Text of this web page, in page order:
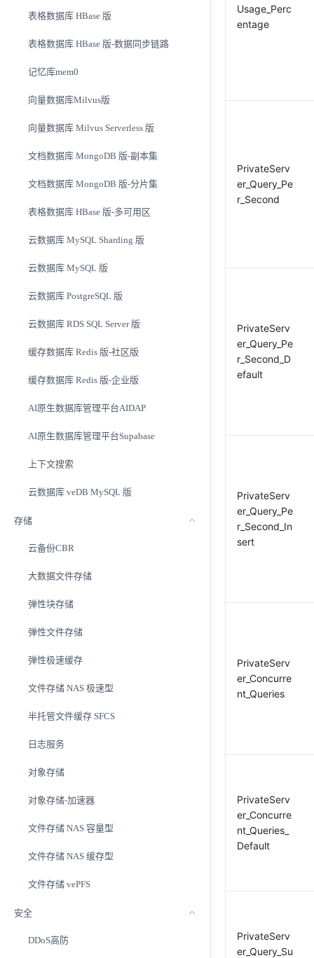
表格数据库 HBase 版
表格数据库 HBase 版-数据同步链路
记忆库mem0
向量数据库Milvus版
向量数据库 Milvus Serverless 版
文档数据库 MongoDB 版-副本集
文档数据库 MongoDB 版-分片集
表格数据库 HBase 版-多可用区
云数据库 MySQL Sharding 版
云数据库 MySQL 版
云数据库 PostgreSQL 版
云数据库 RDS SQL Server 版
缓存数据库 Redis 版-社区版
缓存数据库 Redis 版-企业版
AI原生数据库管理平台AIDAP
AI原生数据库管理平台Supabase
上下文搜索
云数据库 veDB MySQL 版
存储
云备份CBR
大数据文件存储
弹性块存储
弹性文件存储
弹性极速缓存
文件存储 NAS 极速型
半托管文件缓存 SFCS
日志服务
对象存储
对象存储-加速器
文件存储 NAS 容量型
文件存储 NAS 缓存型
文件存储 vePFS
安全
DDoS高防
Usage_Perc
entage
PrivateServ
er_Query_Pe
r_Second
PrivateServ
er_Query_Pe
r_Second_D
efault
PrivateServ
er_Query_Pe
r_Second_In
sert
PrivateServ
er_Concurre
nt_Queries
PrivateServ
er_Concurre
nt_Queries_
Default
PrivateServ
er_Query_Su